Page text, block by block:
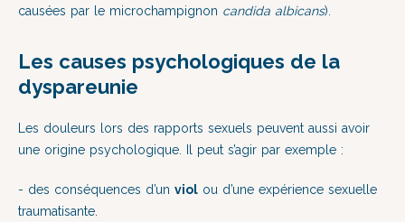
causées par le microchampignon candida albicans).
Les causes psychologiques de la
dyspareunie
Les douleurs lors des rapports sexuels peuvent aussi avoir
une origine psychologique. Il peut s’agir par exemple :
- des conséquences d’un viol ou d’une expérience sexuelle
traumatisante.